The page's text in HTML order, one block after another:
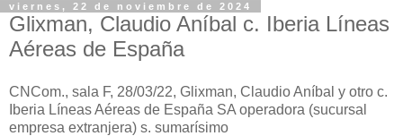
viernes, 22 de noviembre de 2024
Glixman, Claudio Aníbal c. Iberia Líneas
Aéreas de España
CNCom., sala F, 28/03/22, Glixman, Claudio Aníbal y otro c.
Iberia Líneas Aéreas de España SA operadora (sucursal
empresa extranjera) s. sumarísimo